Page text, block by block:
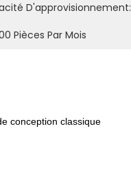
D'approvisionnement:
Pièces Par Mois
conception classique